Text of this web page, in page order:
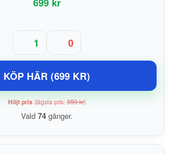
1 0
KÖP HÄR (699 KR)
Höjt pris(lägsta pris:359 kr)
Vald 74gånger.